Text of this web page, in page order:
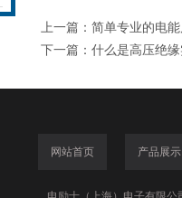
上一篇： 简单专业的电
下一篇： 什么是高压绝
网站首页 产品展示